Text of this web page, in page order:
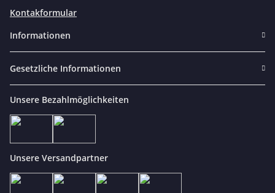
Kontakformular
Informationen
Gesetzliche Informationen
Unsere Bezahlmöglichkeiten
Unsere Versandpartner